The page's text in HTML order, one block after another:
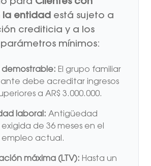
la entidad está sujeto a
crediticia y a los
mínimos:
demostrable: El grupo familiar
debe acreditar ingresos
a AR$ 3.000.000.
laboral: Antigüedad
de 36 meses en el
empleo actual.
máxima (LTV): Hasta un